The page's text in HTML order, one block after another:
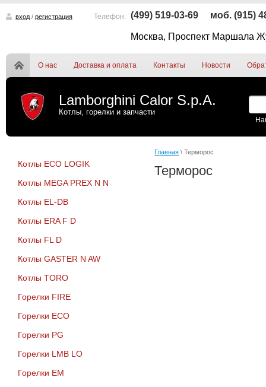
вход / регистрация Телефон: (499) 519-03-69 моб. (915)
Москва, Проспект Маршала
О нас Доставка и оплата Контакты Новости
Lamborghini Calor S.p.A.
Котлы, горелки и запчасти
Котлы ECO LOGIK
Котлы MEGA PREX N N
Котлы EL-DB
Котлы ERA F D
Котлы FL D
Котлы GASTER N AW
Котлы TORO
Горелки FIRE
Горелки ECO
Горелки PG
Горелки LMB LO
Горелки EM
Главная \ Терморос
Терморос